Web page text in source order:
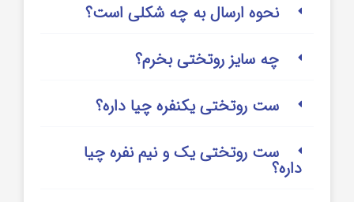
نحوه ارسال به چه شکلی است؟
چه سایز روتختی بخرم؟
ست روتختی یکنفره چیا داره؟
ست روتختی یک و نیم نفره چیا
داره؟